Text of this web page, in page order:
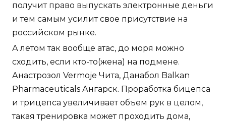
получит право выпускать электронные деньги
и тем самым усилит свое присутствие на
российском рынке.
А летом так вообще атас, до моря можно
сходить, если кто-то(жена) на подмене.
Анастрозол Vermoje Чита, Данабол Balkan
Pharmaceuticals Ангарск. Проработка бицепса
и трицепса увеличивает объем рук в целом,
такая тренировка может проходить дома,